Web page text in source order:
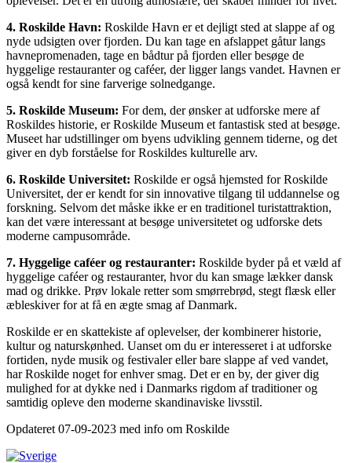
4. Roskilde Havn: Roskilde Havn er et dejligt sted at slappe af og
nyde udsigten over fjorden. Du kan tage en afslappet gåtur langs
havnepromenaden, tage en bådtur på fjorden eller besøge de
hyggelige restauranter og caféer, der ligger langs vandet. Havnen er
også kendt for sine farverige solnedgange.
5. Roskilde Museum: For dem, der ønsker at udforske mere af
Roskildes historie, er Roskilde Museum et fantastisk sted at besøge.
Museet har udstillinger om byens udvikling gennem tiderne, og det
giver en dyb forståelse for Roskildes kulturelle arv.
6. Roskilde Universitet: Roskilde er også hjemsted for Roskilde
Universitet, der er kendt for sin innovative tilgang til uddannelse og
forskning. Selvom det måske ikke er en traditionel turistattraktion,
kan det være interessant at besøge universitetet og udforske dets
moderne campusområde.
7. Hyggelige caféer og restauranter: Roskilde byder på et væld af
hyggelige caféer og restauranter, hvor du kan smage lækker dansk
mad og drikke. Prøv lokale retter som smørrebrød, stegt flæsk eller
æbleskiver for at få en ægte smag af Danmark.
Roskilde er en skattekiste af oplevelser, der kombinerer historie,
kultur og naturskønhed. Uanset om du er interesseret i at udforske
fortiden, nyde musik og festivaler eller bare slappe af ved vandet,
har Roskilde noget for enhver smag. Det er en by, der giver dig
mulighed for at dykke ned i Danmarks rigdom af traditioner og
samtidig opleve den moderne skandinaviske livsstil.
Opdateret 07-09-2023 med info om Roskilde